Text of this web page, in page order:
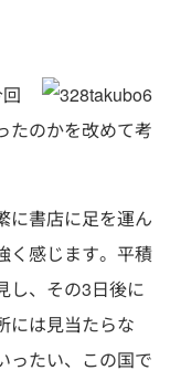
たのかを改めて考
に書店に足を運ん
く感じます。平積
し、その3日後に
には見当たらな
ったい、この国で